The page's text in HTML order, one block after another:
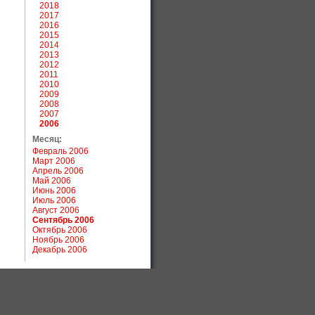
2018
2017
2016
2015
2014
2013
2012
2011
2010
2009
2008
2007
2006
Месяц:
Февраль 2006
Март 2006
Апрель 2006
Май 2006
Июнь 2006
Июль 2006
Август 2006
Сентябрь 2006
Октябрь 2006
Ноябрь 2006
Декабрь 2006